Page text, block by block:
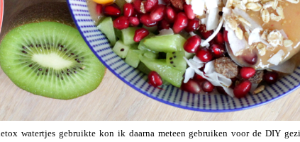
watertjes gebruikte kon ik daarna meteen gebruiken voor de DIY